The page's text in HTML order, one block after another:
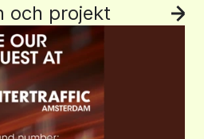
och projekt Se